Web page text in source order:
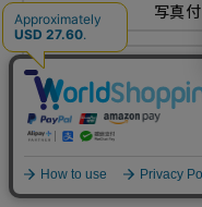
写真
ク
商品に